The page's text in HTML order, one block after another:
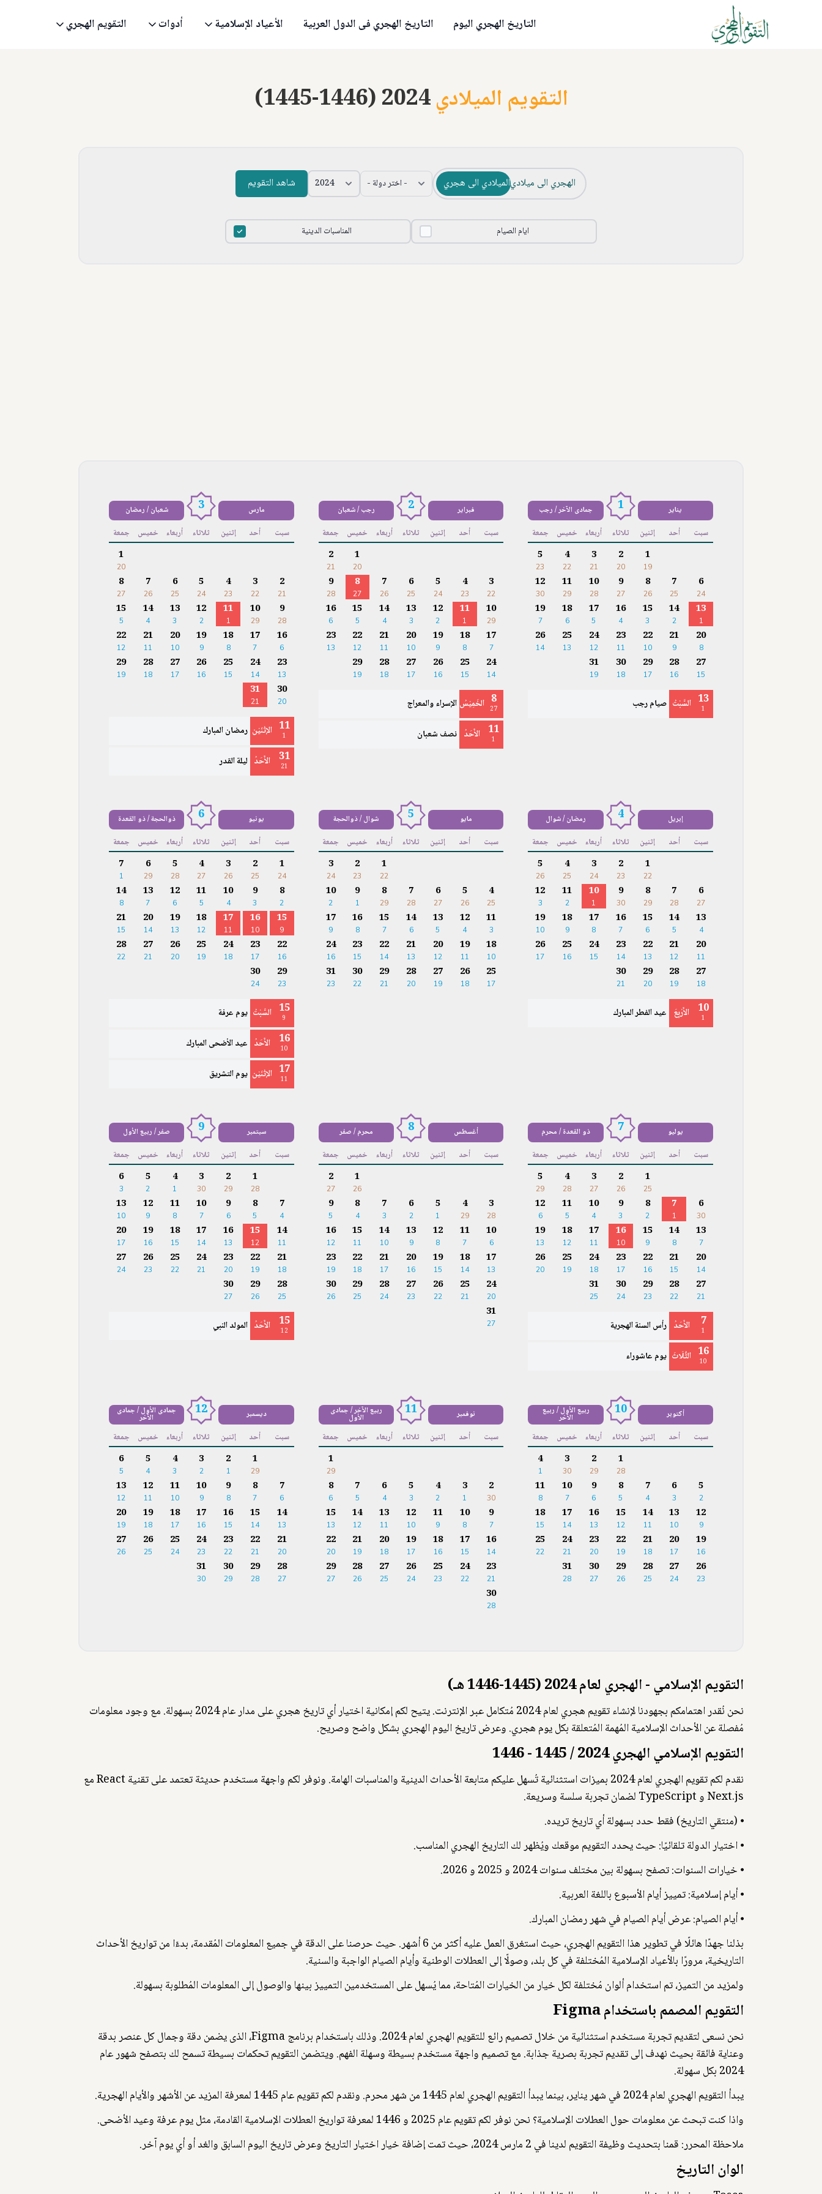
التاريخ الهجري اليوم التاريخ الهجري فى الدول العربية الأعياد الإسلامية أدوات التقويم الهجري
(1445-1446) 2024التقويم الميلادي
شاهد التقويم الميلادي الى هجريالهجري الى ميلادي
المناسبات الدينية ايام الصيام
يناير 1 جمادى الآخر / رجب
سبت أحد إثنين ثلاثاء أربعاء خميس جمعة
1
19
2
20
3
21
4
22
5
23
6
24
7
25
8
26
9
27
10
28
11
29
12
30
13
1
14
2
15
3
16
4
17
5
18
6
19
7
20
8
21
9
22
10
23
11
24
12
25
13
26
14
27
15
28
16
29
17
30
18
31
19
13
1 السَّبْتُ صيام رجب
فبراير 2 رجب / شعبان
سبت أحد إثنين ثلاثاء أربعاء خميس جمعة
1
20
2
21
3
22
4
23
5
24
6
25
7
26
8
27
9
28
10
29
11
1
12
2
13
3
14
4
15
5
16
6
17
7
18
8
19
9
20
10
21
11
22
12
23
13
24
14
25
15
26
16
27
17
28
18
29
19
8
27 الخَمِيْسُ الإسراء والمعراج
11
1 الأَحَدُ نصف شعبان
مارس 3 شعبان / رمضان
سبت أحد إثنين ثلاثاء أربعاء خميس جمعة
1
20
2
21
3
22
4
23
5
24
6
25
7
26
8
27
9
28
10
29
11
1
12
2
13
3
14
4
15
5
16
6
17
7
18
8
19
9
20
10
21
11
22
12
23
13
24
14
25
15
26
16
27
17
28
18
29
19
30
20
31
21
11
1 الإثْنَيْن رمضان المبارك
31
21 الأَحَدُ ليلة القدر
إبريل 4 رمضان / شوال
سبت أحد إثنين ثلاثاء أربعاء خميس جمعة
1
22
2
23
3
24
4
25
5
26
6
27
7
28
8
29
9
30
10
1
11
2
12
3
13
4
14
5
15
6
16
7
17
8
18
9
19
10
20
11
21
12
22
13
23
14
24
15
25
16
26
17
27
18
28
19
29
20
30
21
10
1 الأَرْبِعَ عيد الفطر المبارك
مايو 5 شوال / ذوالحجة
سبت أحد إثنين ثلاثاء أربعاء خميس جمعة
1
22
2
23
3
24
4
25
5
26
6
27
7
28
8
29
9
1
10
2
11
3
12
4
13
5
14
6
15
7
16
8
17
9
18
10
19
11
20
12
21
13
22
14
23
15
24
16
25
17
26
18
27
19
28
20
29
21
30
22
31
23
يونيو 6 ذوالحجة / ذو القعدة
سبت أحد إثنين ثلاثاء أربعاء خميس جمعة
1
24
2
25
3
26
4
27
5
28
6
29
7
1
8
2
9
3
10
4
11
5
12
6
13
7
14
8
15
9
16
10
17
11
18
12
19
13
20
14
21
15
22
16
23
17
24
18
25
19
26
20
27
21
28
22
29
23
30
24
15
9 السَّبْتُ يوم عرفة
16
10 الأَحَدُ عيد الأضحى المبارك
17
11 الإثْنَيْن يوم التشريق
يوليو 7 ذو القعدة / محرم
سبت أحد إثنين ثلاثاء أربعاء خميس جمعة
1
25
2
26
3
27
4
28
5
29
6
30
7
1
8
2
9
3
10
4
11
5
12
6
13
7
14
8
15
9
16
10
17
11
18
12
19
13
20
14
21
15
22
16
23
17
24
18
25
19
26
20
27
21
28
22
29
23
30
24
31
25
7
1 الأَحَدُ رأس السنة الهجرية
16
10 الثُّلَاثَ يوم عاشوراء
أغسطس 8 محرم / صفر
سبت أحد إثنين ثلاثاء أربعاء خميس جمعة
1
26
2
27
3
28
4
29
5
1
6
2
7
3
8
4
9
5
10
6
11
7
12
8
13
9
14
10
15
11
16
12
17
13
18
14
19
15
20
16
21
17
22
18
23
19
24
20
25
21
26
22
27
23
28
24
29
25
30
26
31
27
سبتمبر 9 صفر / ربيع الأول
سبت أحد إثنين ثلاثاء أربعاء خميس جمعة
1
28
2
29
3
30
4
1
5
2
6
3
7
4
8
5
9
6
10
7
11
8
12
9
13
10
14
11
15
12
16
13
17
14
18
15
19
16
20
17
21
18
22
19
23
20
24
21
25
22
26
23
27
24
28
25
29
26
30
27
15
12 الأَحَدُ المولد النبي
أكتوبر 10 ربيع الأول / ربيع
الآخر
سبت أحد إثنين ثلاثاء أربعاء خميس جمعة
1
28
2
29
3
30
4
1
5
2
6
3
7
4
8
5
9
6
10
7
11
8
12
9
13
10
14
11
15
12
16
13
17
14
18
15
19
16
20
17
21
18
22
19
23
20
24
21
25
22
26
23
27
24
28
25
29
26
30
27
31
28
نوفمبر 11 ربيع الآخر / جمادى
الأول
سبت أحد إثنين ثلاثاء أربعاء خميس جمعة
1
29
2
30
3
1
4
2
5
3
6
4
7
5
8
6
9
7
10
8
11
9
12
10
13
11
14
12
15
13
16
14
17
15
18
16
19
17
20
18
21
19
22
20
23
21
24
22
25
23
26
24
27
25
28
26
29
27
30
28
ديسمبر 12 جمادى الأول / جمادى
الآخر
سبت أحد إثنين ثلاثاء أربعاء خميس جمعة
1
29
2
1
3
2
4
3
5
4
6
5
7
6
8
7
9
8
10
9
11
10
12
11
13
12
14
13
15
14
16
15
17
16
18
17
19
18
20
19
21
20
22
21
23
22
24
23
25
24
26
25
27
26
28
27
29
28
30
29
31
30
التقويم الإسلامي - الهجري لعام 2024 (1445-1446 هـ)
نحن نُقدر اهتمامكم بجهودنا لإنشاء تقويم هجري لعام 2024 مُتكامل عبر الإنترنت. يتيح لكم إمكانية اختيار أي تاريخ هجري على مدار عام 2024 بسهولة. مع وجود معلومات
مُفصلة عن الأحداث الإسلامية المُهمة المُتعلقة بكل يوم هجري. وعرض تاريخ اليوم الهجري بشكل واضح وصريح.
التقويم الإسلامي الهجري 2024 / 1445 - 1446
نقدم لكم تقويم الهجري لعام 2024 بميزات استثنائية تُسهل عليكم متابعة الأحداث الدينية والمناسبات الهامة. ونوفر لكم واجهة مستخدم حديثة تعتمد على تقنية React مع
Next.js و TypeScript لضمان تجربة سلسة وسريعة.
⦁ (منتقي التاريخ) فقط حدد بسهولة أي تاريخ تريده.
⦁ اختيار الدولة تلقائيًا: حيث يحدد التقويم موقعك ويُظهر لك التاريخ الهجري المناسب.
⦁ خيارات السنوات: تصفح بسهولة بين مختلف سنوات 2024 و 2025 و 2026.
⦁ أيام إسلامية: تمييز أيام الأسبوع باللغة العربية.
⦁ أيام الصيام: عرض أيام الصيام في شهر رمضان المبارك.
بذلنا جهدًا هائلًا في تطوير هذا التقويم الهجري، حيث استغرق العمل عليه أكثر من 6 أشهر. حيث حرصنا على الدقة في جميع المعلومات المُقدمة، بدءًا من تواريخ الأحداث
التاريخية، مرورًا بالأعياد الإسلامية المُختلفة في كل بلد، وصولًا إلى العطلات الوطنية وأيام الصيام الواجبة والسنية.
ولمزيد من التميز، تم استخدام ألوان مُختلفة لكل خيار من الخيارات المُتاحة، مما يُسهل على المستخدمين التمييز بينها والوصول إلى المعلومات المُطلوبة بسهولة.
التقويم المصمم باستخدام Figma
نحن نسعى لتقديم تجربة مستخدم استثنائية من خلال تصميم رائع للتقويم الهجري لعام 2024. وذلك باستخدام برنامج Figma، الذى يضمن دقة وجمال كل عنصر بدقة
وعناية فائقة بحيث نهدف إلى تقديم تجربة بصرية جذابة. مع تصميم واجهة مستخدم بسيطة وسهلة الفهم. ويتضمن التقويم تحكمات بسيطة تسمح لك بتصفح شهور عام
2024 بكل سهولة.
يبدأ التقويم الهجري لعام 2024 في شهر يناير، بينما يبدأ التقويم الهجري لعام 1445 من شهر محرم. ونقدم لكم تقويم عام 1445 لمعرفة المزيد عن الأشهر والأيام الهجرية.
واذا كنت تبحث عن معلومات حول العطلات الإسلامية؟ نحن نوفر لكم تقويم عام 2025 و 1446 لمعرفة تواريخ العطلات الإسلامية القادمة، مثل يوم عرفة وعيد الأضحى.
ملاحظة المحرر: قمنا بتحديث وظيفة التقويم لدينا في 2 مارس 2024، حيث تمت إضافة خيار اختيار التاريخ وعرض تاريخ اليوم السابق والغد أو أي يوم آخر.
الوان التاريخ